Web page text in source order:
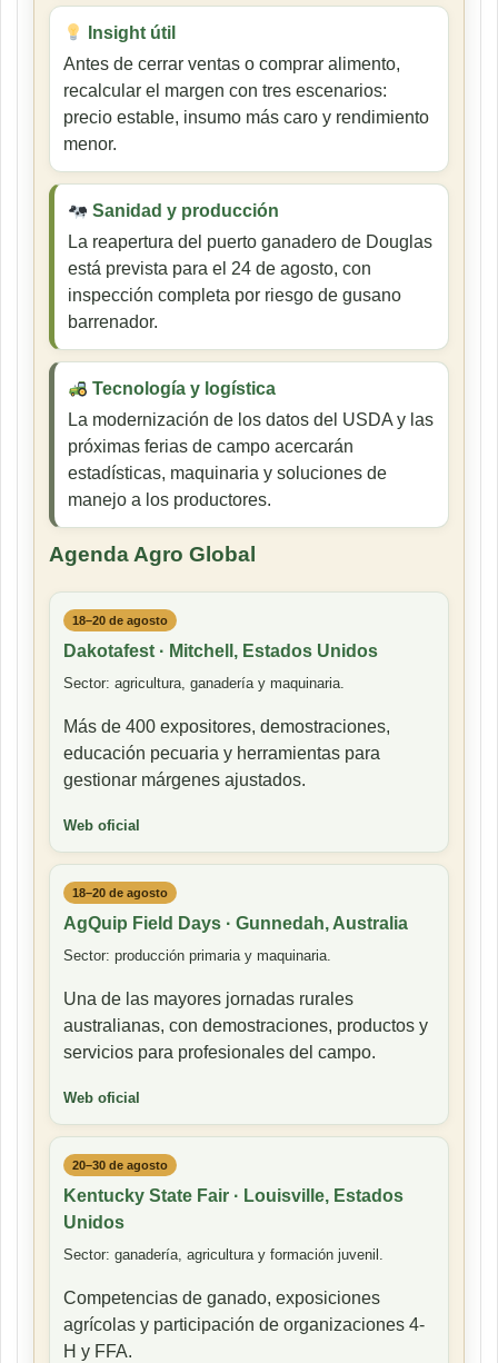
Insight útil
Antes de cerrar ventas o comprar alimento,
recalcular el margen con tres escenarios:
precio estable, insumo más caro y rendimiento
menor.
Sanidad y producción
La reapertura del puerto ganadero de Douglas
está prevista para el 24 de agosto, con
inspección completa por riesgo de gusano
barrenador.
Tecnología y logística
La modernización de los datos del USDA y las
próximas ferias de campo acercarán
estadísticas, maquinaria y soluciones de
manejo a los productores.
Agenda Agro Global
18–20 de agosto
Dakotafest · Mitchell, Estados Unidos
Sector: agricultura, ganadería y maquinaria.
Más de 400 expositores, demostraciones,
educación pecuaria y herramientas para
gestionar márgenes ajustados.
Web oficial
18–20 de agosto
AgQuip Field Days · Gunnedah, Australia
Sector: producción primaria y maquinaria.
Una de las mayores jornadas rurales
australianas, con demostraciones, productos y
servicios para profesionales del campo.
Web oficial
20–30 de agosto
Kentucky State Fair · Louisville, Estados
Unidos
Sector: ganadería, agricultura y formación juvenil.
Competencias de ganado, exposiciones
agrícolas y participación de organizaciones 4-
H y FFA.